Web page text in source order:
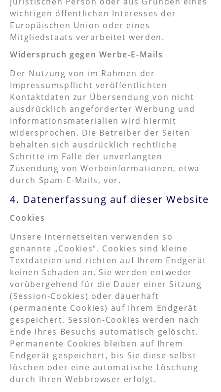
wichtigen öffentlichen Interesses der
Europäischen Union oder eines
Mitgliedstaats verarbeitet werden.
Widerspruch gegen Werbe-E-Mails
Der Nutzung von im Rahmen der
Impressumspflicht veröffentlichten
Kontaktdaten zur Übersendung von nicht
ausdrücklich angeforderter Werbung und
Informationsmaterialien wird hiermit
widersprochen. Die Betreiber der Seiten
behalten sich ausdrücklich rechtliche
Schritte im Falle der unverlangten
Zusendung von Werbeinformationen, etwa
durch Spam-E-Mails, vor.
4. Datenerfassung auf dieser Website
Cookies
Unsere Internetseiten verwenden so
genannte „Cookies“. Cookies sind kleine
Textdateien und richten auf Ihrem Endgerät
keinen Schaden an. Sie werden entweder
vorübergehend für die Dauer einer Sitzung
(Session-Cookies) oder dauerhaft
(permanente Cookies) auf Ihrem Endgerät
gespeichert. Session-Cookies werden nach
Ende Ihres Besuchs automatisch gelöscht.
Permanente Cookies bleiben auf Ihrem
Endgerät gespeichert, bis Sie diese selbst
löschen oder eine automatische Löschung
durch Ihren Webbrowser erfolgt.